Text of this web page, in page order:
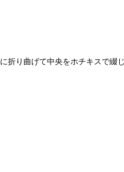
折り曲げて中央をホチキスで綴